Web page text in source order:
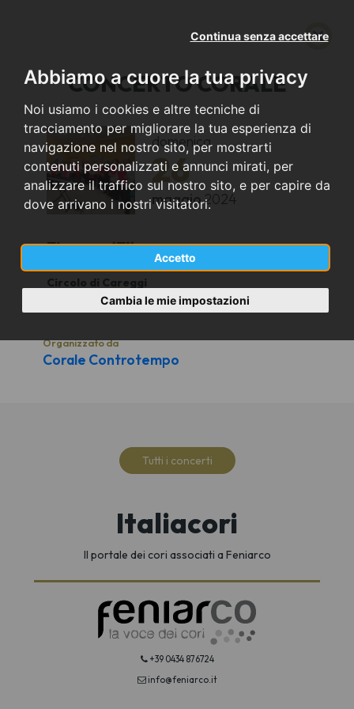
Abbiamo a cuore la tua privacy
Noi usiamo i cookies e altre tecniche di
tracciamento per migliorare la tua esperienza di
navigazione nel nostro sito, per mostrarti
contenuti personalizzati e annunci mirati, per
analizzare il traffico sul nostro sito, e per capire da
dove arrivano i nostri visitatori.
Accetto
Continua senza accettare
Cambia le mie impostazioni
CONCERTO CORALE
domenica
26
maggio2024
Firenze (FI)
Circolo di Careggi
Organizzato da
Corale Controtempo
Tutti i concerti
Italiacori
Il portale dei cori associati a Feniarco
+39 0434 876724
info@feniarco.it